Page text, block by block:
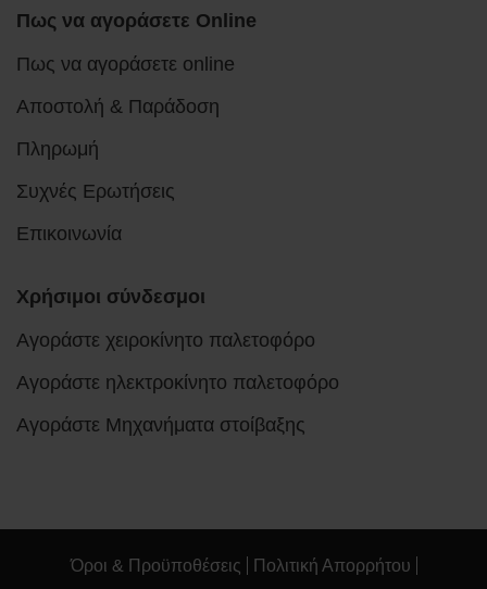
Πως να αγοράσετε Online
Πως να αγοράσετε online
Αποστολή & Παράδοση
Πληρωμή
Συχνές Ερωτήσεις
Επικοινωνία
Χρήσιμοι σύνδεσμοι
Αγοράστε χειροκίνητο παλετοφόρο
Αγοράστε ηλεκτροκίνητο παλετοφόρο
Αγοράστε Μηχανήματα στοίβαξης
Όροι & Προϋποθέσεις Πολιτική Απορρήτου